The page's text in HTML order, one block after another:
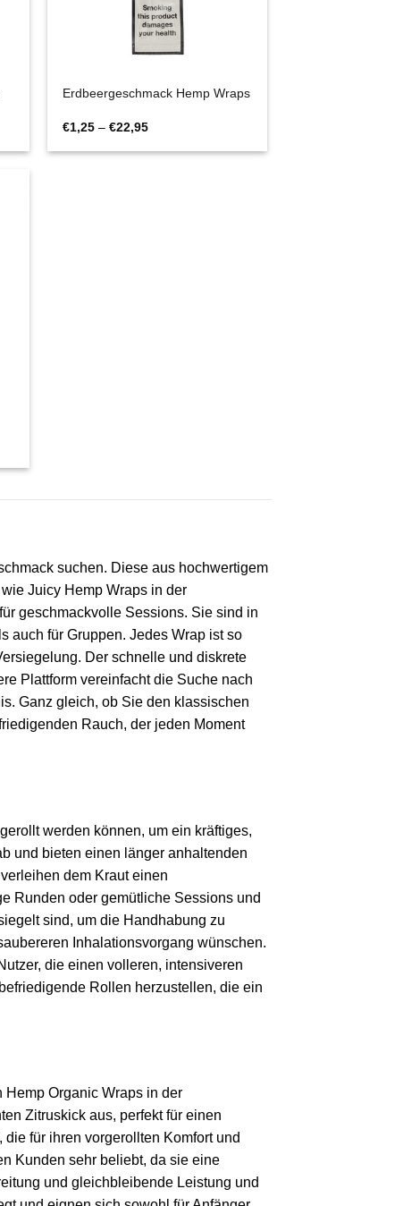
Erdbeergeschmack Hemp Wraps
€1,25 – €22,95Preisspanne:
bis
suchen. Diese aus hochwertigem
Juicy Hemp Wraps in der
geschmackvolle Sessions. Sie sind in
auch für Gruppen. Jedes Wrap ist so
Der schnelle und diskrete
Plattform vereinfacht die Suche nach
Ganz gleich, ob Sie den klassischen
Rauch, der jeden Moment
werden können, um ein kräftiges,
und bieten einen länger anhaltenden
dem Kraut einen
Runden oder gemütliche Sessions und
sind, um die Handhabung zu
Inhalationsvorgang wünschen.
die einen volleren, intensiveren
Rollen herzustellen, die ein
Organic Wraps in der
Zitruskick aus, perfekt für einen
für ihren vorgerollten Komfort und
Kunden sehr beliebt, da sie eine
und gleichbleibende Leistung und